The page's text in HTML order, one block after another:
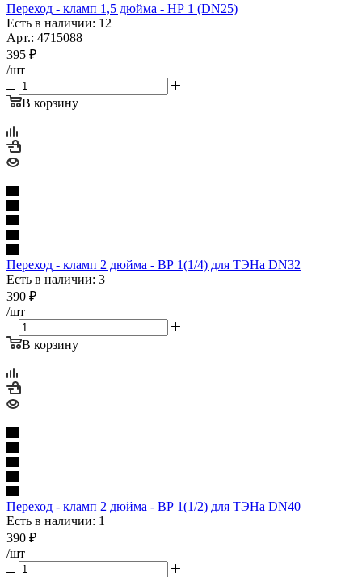
Переход - кламп 1,5 дюйма - НР 1 (DN25)
Есть в наличии: 12
Арт.: 4715088
395 ₽
/шт
В корзину
Переход - кламп 2 дюйма - ВР 1(1/4) для ТЭНа DN32
Есть в наличии: 3
390 ₽
/шт
В корзину
Переход - кламп 2 дюйма - ВР 1(1/2) для ТЭНа DN40
Есть в наличии: 1
390 ₽
/шт